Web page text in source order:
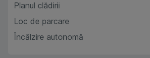
Planul clădirii
Loc de parcare
Încălzire autonomă